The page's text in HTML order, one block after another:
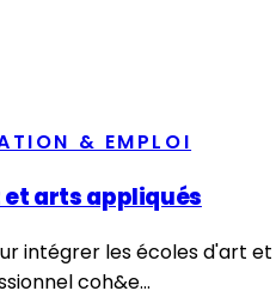
& EMPLOI
et arts appliqués
intégrer les écoles d'art
coh&e...